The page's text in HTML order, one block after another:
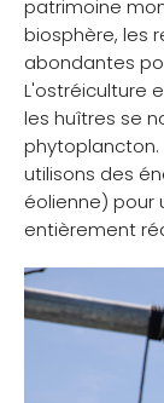
patrimoine
biosphère, les
abondantes
L'ostréiculture
les huîtres se
phytoplancton.
utilisons des
éolienne) pour
entièrement